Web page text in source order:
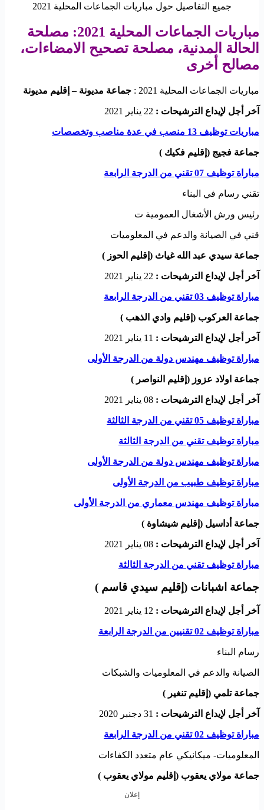
جميع التفاصيل حول مباريات الجماعات المحلية 2021
مباريات الجماعات المحلية 2021: مصلحة
الحالة المدنية، مصلحة تصحيح الامضاءات،
مصالح أخرى
مباريات الجماعات المحلية 2021 : جماعة مديونة – إقليم مديونة
آخر أجل لإيداع الترشيحات : 22 يناير 2021
مباريات توظيف 13 منصب في عدة مناصب وتخصصات
جماعة فجيج (إقليم فكيك )
مباراة توظيف 07 تقني من الدرجة الرابعة
تقني رسام في البناء
رئيس ورش الأشغال العمومية ت
قني في الصيانة والدعم في المعلوميات
جماعة سيدي عبد الله غياث (إقليم الحوز )
آخر أجل لإيداع الترشيحات : 22 يناير 2021
مباراة توظيف 03 تقني من الدرجة الرابعة
جماعة العركوب (إقليم وادي الذهب )
آخر أجل لإيداع الترشيحات : 11 يناير 2021
مباراة توظيف مهندس دولة من الدرجة الأولى
جماعة اولاد عزوز (إقليم النواصر )
آخر أجل لإيداع الترشيحات : 08 يناير 2021
مباراة توظيف 05 تقني من الدرجة الثالثة
مباراة توظيف تقني من الدرجة الثالثة
مباراة توظيف مهندس دولة من الدرجة الأولى
مباراة توظيف طبيب من الدرجة الأولى
مباراة توظيف مهندس معماري من الدرجة الأولى
جماعة أداسيل (إقليم شيشاوة )
آخر أجل لإيداع الترشيحات : 08 يناير 2021
مباراة توظيف تقني من الدرجة الثالثة
جماعة اشبانات (إقليم سيدي قاسم )
آخر أجل لإيداع الترشيحات : 12 يناير 2021
مباراة توظيف 02 تقنيين من الدرجة الرابعة
رسام البناء
الصيانة والدعم في المعلوميات والشبكات
جماعة تلمي (إقليم تنغير )
آخر أجل لإيداع الترشيحات : 31 دجنبر 2020
مباراة توظيف 02 تقني من الدرجة الرابعة
المعلوميات- ميكانيكي عام متعدد الكفاءات
جماعة مولاي يعقوب (إقليم مولاي يعقوب )
إعلان